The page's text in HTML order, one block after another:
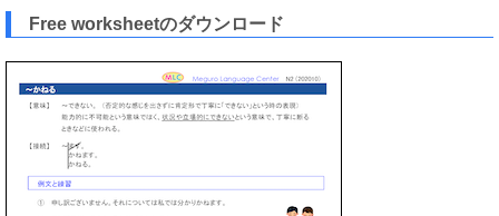
Free worksheetのダウンロード